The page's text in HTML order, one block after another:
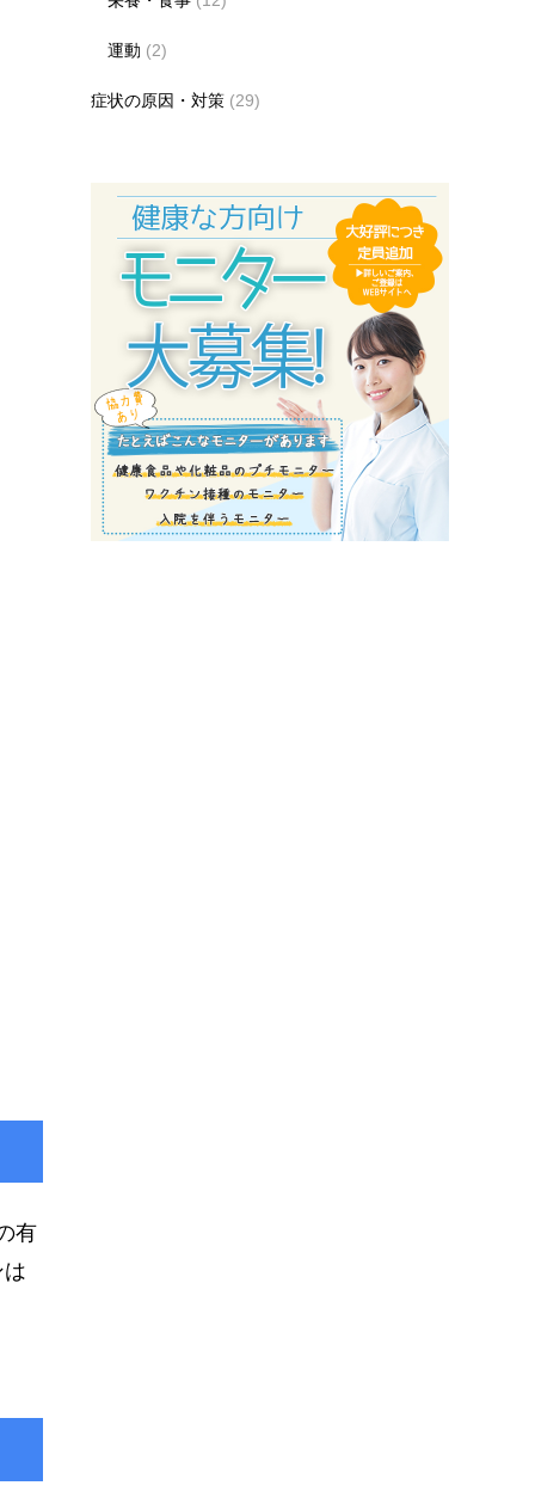
有
運動 (2)
症状の原因・対策 (29)